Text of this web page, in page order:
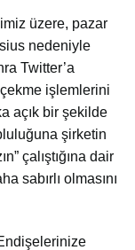
üzere, pazar
nedeniyle
Twitter’a
işlemlerini
açık bir şekilde
şirketin
çalıştığına dair
sabırlı olmasını